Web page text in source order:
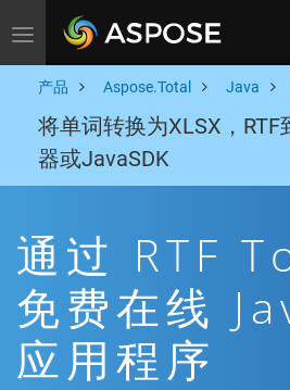
Toggle navigation
产品 Aspose.Total Java
将单词转换为XLSX，RTF
器或JavaSDK
通过 RTF
免费在线
应用程序